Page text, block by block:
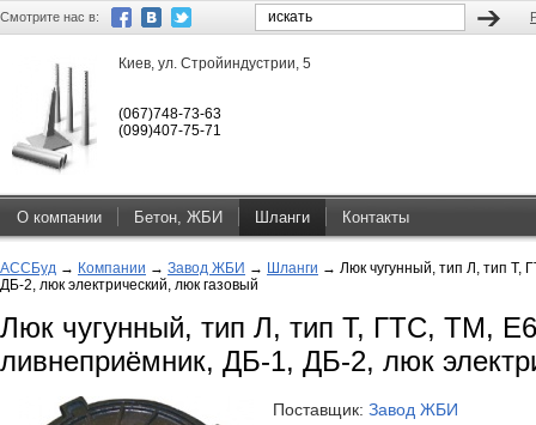
Смотрите нас в:
Киев, ул. Стройиндустрии, 5
(067)748-73-63
(099)407-75-71
О компании Бетон, ЖБИ Шланги Контакты
АССБуд → Компании → Завод ЖБИ → Шланги → Люк чугунный, тип Л, тип Т,
ДБ-2, люк электрический, люк газовый
Люк чугунный, тип Л, тип Т, ГТС, ТМ,
ливнеприёмник, ДБ-1, ДБ-2, люк
Поставщик: Завод ЖБИ